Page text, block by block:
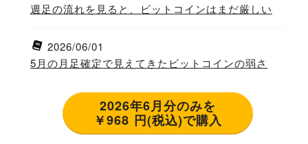
週足の流れを見ると、ビットコインはまだ厳しい
2026/06/01
5月の月足確定で見えてきたビットコインの弱さ
2026年6月分のみを
￥968 円(税込)で購入